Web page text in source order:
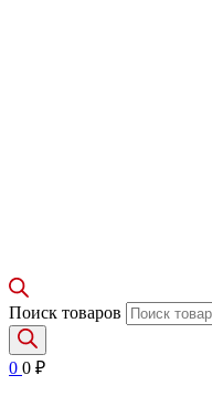
Поиск товаров
0 0 ₽